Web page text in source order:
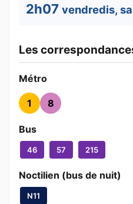
2h07 vendredis,
Les
Métro
1 8
Bus
46 57 215
Noctilien (bus de nuit)
N11